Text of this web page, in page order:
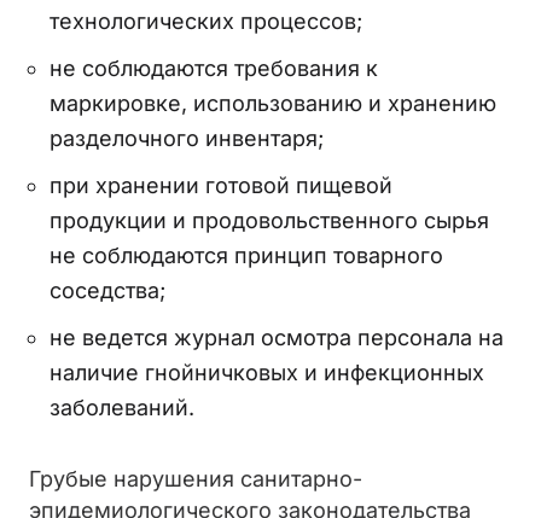
технологических процессов;
не соблюдаются требования к
маркировке, использованию и хранению
разделочного инвентаря;
при хранении готовой пищевой
продукции и продовольственного сырья
не соблюдаются принцип товарного
соседства;
не ведется журнал осмотра персонала на
наличие гнойничковых и инфекционных
заболеваний.
Грубые нарушения санитарно-
эпидемиологического законодательства